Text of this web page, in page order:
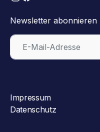
Newsletter abonnieren
Impressum
Datenschutz